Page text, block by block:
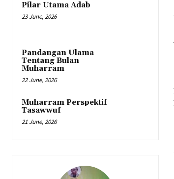
Pilar Utama Adab
23 June, 2026
Pandangan Ulama
Tentang Bulan
Muharram
22 June, 2026
Muharram Perspektif
Tasawwuf
21 June, 2026